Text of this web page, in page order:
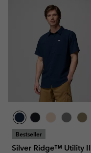
Bestseller
Silver Ridge™ Utility II